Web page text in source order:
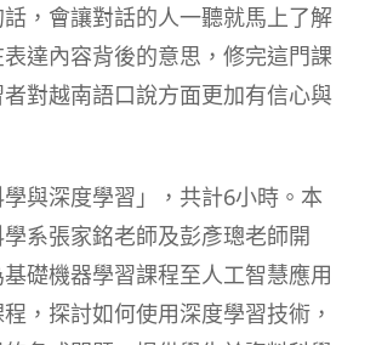
，會讓對話的人一聽就馬上了解
達內容背後的意思，修完這門課
對越南語口說方面更加有信心與
學與深度學習」，共計6小時。本
系張家銘老師及彭彥璁老師開
礎機器學習課程至人工智慧應用
，探討如何使用深度學習技術，